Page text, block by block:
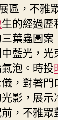
區，不
生的經過歷
葉蟲圖案
藍光，
泡。時投
，對著門
影，展示
，不雅眾